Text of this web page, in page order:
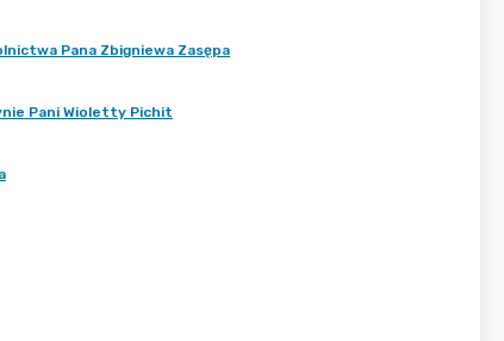
Pana Zbigniewa Zasępa
Pani Wioletty Pichit